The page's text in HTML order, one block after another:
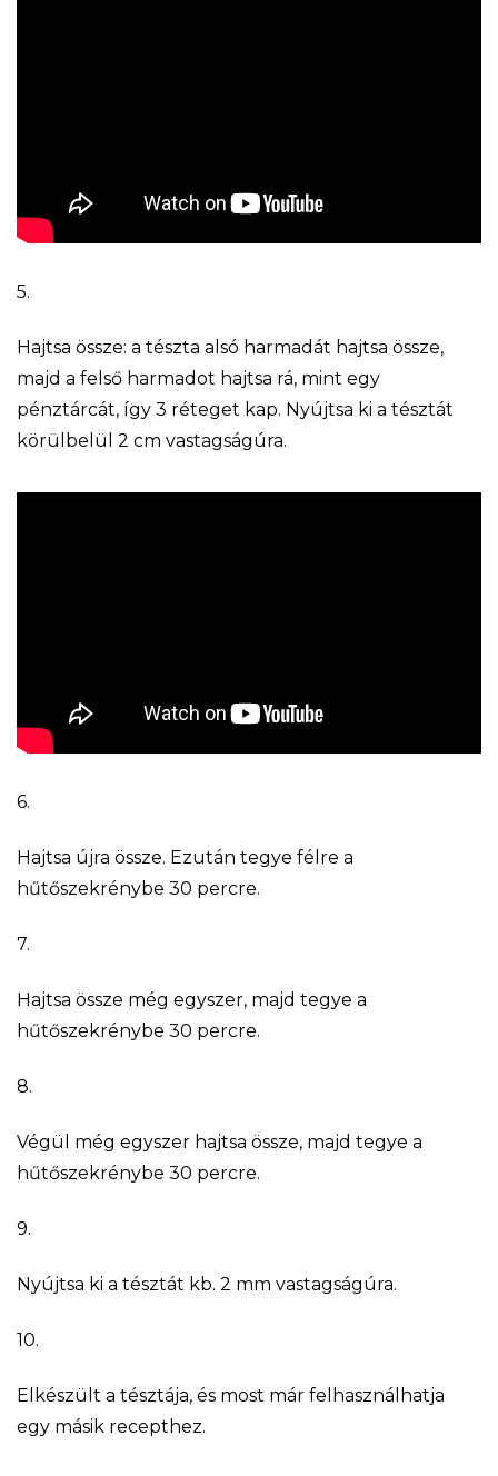
5.
Hajtsa össze: a tészta alsó harmadát hajtsa össze,
majd a felső harmadot hajtsa rá, mint egy
pénztárcát, így 3 réteget kap. Nyújtsa ki a tésztát
körülbelül 2 cm vastagságúra.
6.
Hajtsa újra össze. Ezután tegye félre a
hűtőszekrénybe 30 percre.
7.
Hajtsa össze még egyszer, majd tegye a
hűtőszekrénybe 30 percre.
8.
Végül még egyszer hajtsa össze, majd tegye a
hűtőszekrénybe 30 percre.
9.
Nyújtsa ki a tésztát kb. 2 mm vastagságúra.
10.
Elkészült a tésztája, és most már felhasználhatja
egy másik recepthez.